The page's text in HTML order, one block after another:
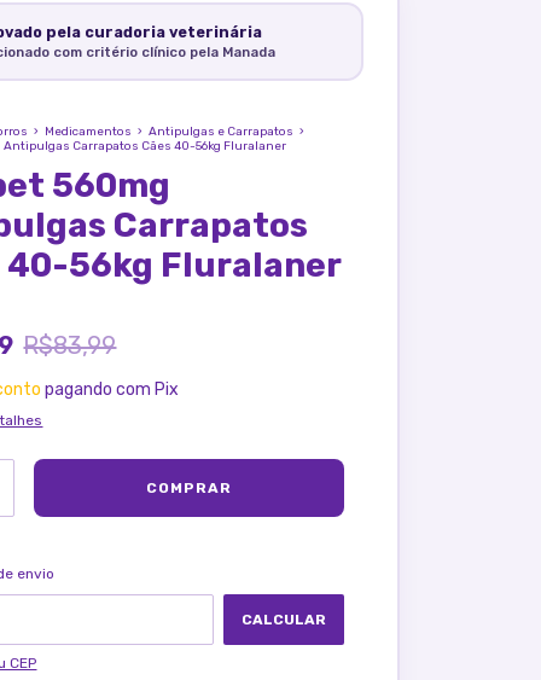
pela curadoria veterinária
com critério clínico pela Manada
› Medicamentos › Antipulgas e Carrapatos ›
Antipulgas Carrapatos Cães 40-56kg Fluralaner
560mg
Carrapatos
40-56kg Fluralaner
R$83,99
pagando com Pix
o CEP:
envio
CALCULAR
CEP